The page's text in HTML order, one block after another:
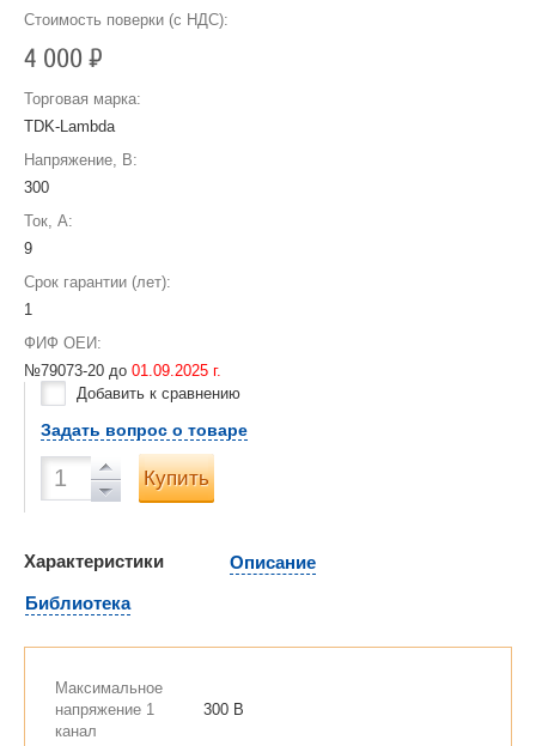
Стоимость поверки (с НДС):
4 000Р
Торговая марка:
TDK-Lambda
Напряжение, В:
300
Ток, А:
9
Срок гарантии (лет):
1
ФИФ ОЕИ:
№79073-20 до 01.09.2025 г.
Добавить к сравнению
Задать вопрос о товаре
Купить
Характеристики
Описание
Библиотека
Максимальное
напряжение 1
канал
300 В